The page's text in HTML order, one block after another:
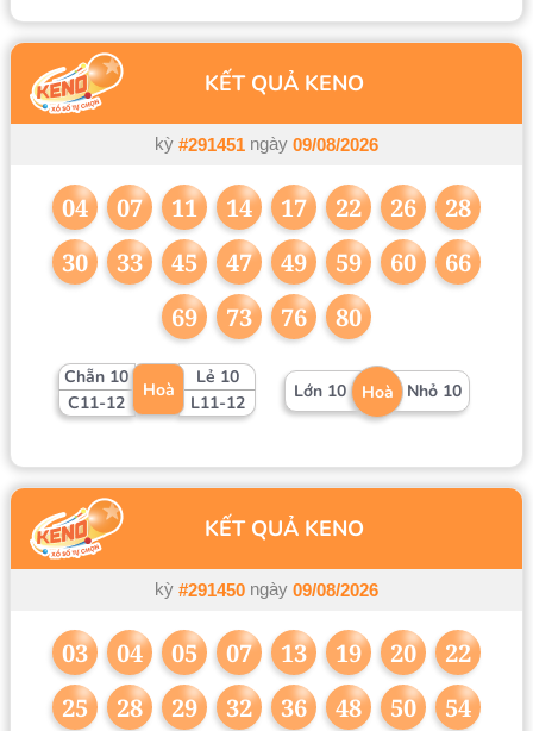
KẾT QUẢ KENO
kỳ #291451 ngày 09/08/2026
04 07 11 14 17 22 26
28
30
33 45 47 49 59 60
66
69
73 76 80
Chẵn 10
C11-12
Hoà
Lẻ 10
L11-12
Lớn 10 Hoà Nhỏ 10
KẾT QUẢ KENO
kỳ #291450 ngày 09/08/2026
03 04 05 07 13 19 20
22
25
28 29 32 36 48 50
54